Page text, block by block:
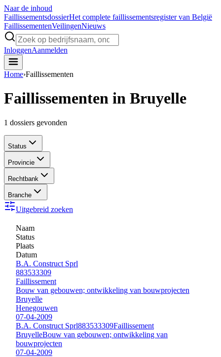
Naar de inhoud
FaillissementsdossierHet complete faillissementsregister van België
FaillissementenVeilingenNieuws
InloggenAanmelden
Home›Faillissementen
Faillissementen in Bruyelle
1 dossiers gevonden
Status
Provincie
Rechtbank
Branche
Uitgebreid zoeken
Naam
Status
Plaats
Datum
B.A. Construct Sprl
883533309
Faillissement
Bouw van gebouwen; ontwikkeling van bouwprojecten
Bruyelle
Henegouwen
07-04-2009
B.A. Construct Sprl883533309Faillissement
BruyelleBouw van gebouwen; ontwikkeling van
bouwprojecten
07-04-2009